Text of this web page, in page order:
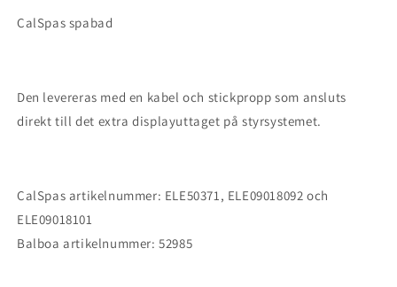
CalSpas spabad
Den levereras med en kabel och stickpropp som ansluts
direkt till det extra displayuttaget på styrsystemet.
CalSpas artikelnummer: ELE50371, ELE09018092 och
ELE09018101
Balboa artikelnummer: 52985